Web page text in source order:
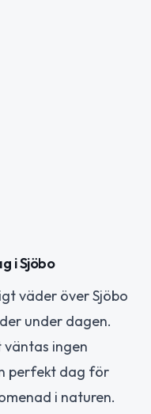
i Sjöbo
väder över Sjöbo
under dagen.
väntas ingen
perfekt dag för
i naturen.